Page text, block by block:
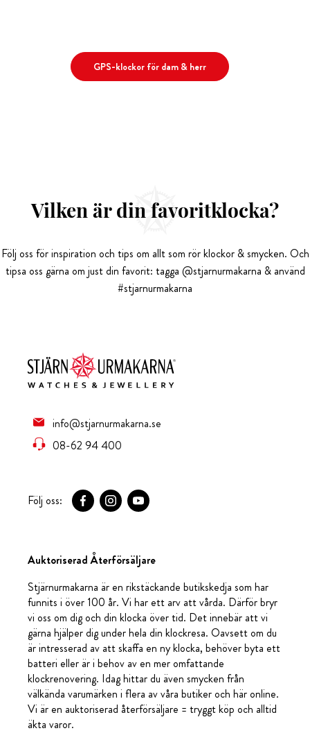
GPS-klockor för dam & herr
Vilken är din favoritklocka?
Följ oss för inspiration och tips om allt som rör klockor & smycken. Och
tipsa oss gärna om just din favorit: tagga @stjarnurmakarna & använd
#stjarnurmakarna
info@stjarnurmakarna.se
08-62 94 400
Följ oss:
Auktoriserad Återförsäljare
Stjärnurmakarna är en rikstäckande butikskedja som har
funnits i över 100 år. Vi har ett arv att vårda. Därför bryr
vi oss om dig och din klocka över tid. Det innebär att vi
gärna hjälper dig under hela din klockresa. Oavsett om du
är intresserad av att skaffa en ny klocka, behöver byta ett
batteri eller är i behov av en mer omfattande
klockrenovering. Idag hittar du även smycken från
välkända varumärken i flera av våra butiker och här online.
Vi är en auktoriserad återförsäljare = tryggt köp och alltid
äkta varor.